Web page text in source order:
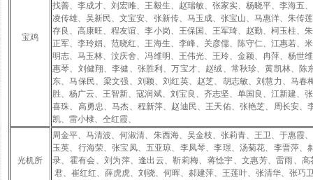
宝鸡
找善、李成才、刘宏雎、王毅生、赵瑞敏、张家实、杨晓平、李海五
凌传雄、吴新民、文宝安、张新传、马玉成、张宝山、马惠洋、朱传
存良、高康旺、程友谊、李小岗、王保国、王军琦、赵勤、柯玉柱、
正军、李玲娟、范晓红、王海生、李峰、关彦儒、陈守仁、江惠若、
明志、马玉林、汶庆舍、冯维明、王伟光、王玲、金颖、冉萍、杨世
惠琴、刘健翔、李健、张胜利、万宝才、赵绒、常秋珍、黄凯林、
东、马保民、梁文强、刘颖、刘红英、赵芝、胡志敏、刘慧力、马
胜、杨广云、王智新、寇润斌、刘宝良、齐志坚、单国良、江新建、
喜珠、高勇忠、马杰、程新萍、赵迪民、王天佑、张艳芝、周长安
凯、雷小棣、仝红霞、
光机所
周金平、马清波、何淑清、朱西海、吴金枝、张莉青、王卫、于惠霞
玉英、行海荣、张宝凤、五亚琼、李凤琴、李璟、汤菊花、李晋萍
录、霍有会、刘为萍、逢出云、靳莉梅、蒋惗宇、文惠芳、雷雨、
君、崔红红、薛虎虎、刘骁、何晖、郝建萍、王莲叶、张清华、张